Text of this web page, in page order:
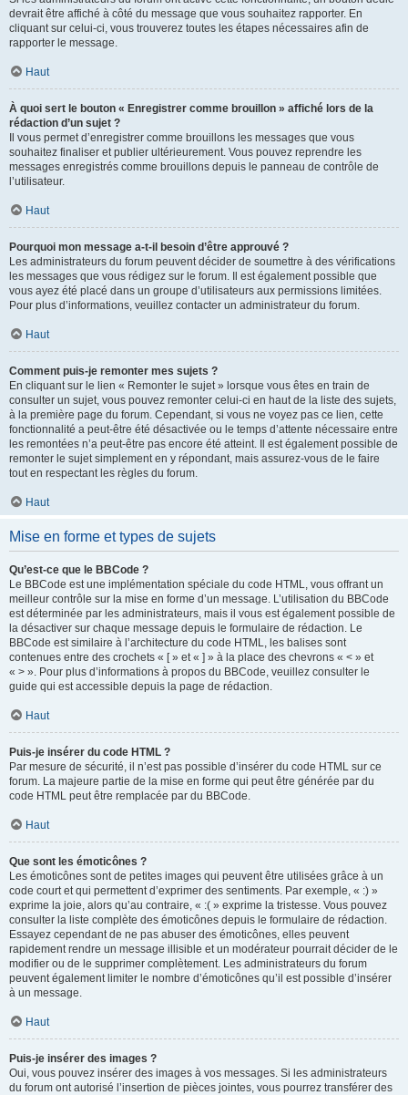
devrait être affiché à côté du message que vous souhaitez rapporter. En
cliquant sur celui-ci, vous trouverez toutes les étapes nécessaires afin de
rapporter le message.
Haut
À quoi sert le bouton « Enregistrer comme brouillon » affiché lors de la
rédaction d’un sujet ?
Il vous permet d’enregistrer comme brouillons les messages que vous
souhaitez finaliser et publier ultérieurement. Vous pouvez reprendre les
messages enregistrés comme brouillons depuis le panneau de contrôle de
l’utilisateur.
Haut
Pourquoi mon message a-t-il besoin d’être approuvé ?
Les administrateurs du forum peuvent décider de soumettre à des vérifications
les messages que vous rédigez sur le forum. Il est également possible que
vous ayez été placé dans un groupe d’utilisateurs aux permissions limitées.
Pour plus d’informations, veuillez contacter un administrateur du forum.
Haut
Comment puis-je remonter mes sujets ?
En cliquant sur le lien « Remonter le sujet » lorsque vous êtes en train de
consulter un sujet, vous pouvez remonter celui-ci en haut de la liste des sujets,
à la première page du forum. Cependant, si vous ne voyez pas ce lien, cette
fonctionnalité a peut-être été désactivée ou le temps d’attente nécessaire entre
les remontées n’a peut-être pas encore été atteint. Il est également possible de
remonter le sujet simplement en y répondant, mais assurez-vous de le faire
tout en respectant les règles du forum.
Haut
Mise en forme et types de sujets
Qu’est-ce que le BBCode ?
Le BBCode est une implémentation spéciale du code HTML, vous offrant un
meilleur contrôle sur la mise en forme d’un message. L’utilisation du BBCode
est déterminée par les administrateurs, mais il vous est également possible de
la désactiver sur chaque message depuis le formulaire de rédaction. Le
BBCode est similaire à l’architecture du code HTML, les balises sont
contenues entre des crochets « [ » et « ] » à la place des chevrons « < » et
« > ». Pour plus d’informations à propos du BBCode, veuillez consulter le
guide qui est accessible depuis la page de rédaction.
Haut
Puis-je insérer du code HTML ?
Par mesure de sécurité, il n’est pas possible d’insérer du code HTML sur ce
forum. La majeure partie de la mise en forme qui peut être générée par du
code HTML peut être remplacée par du BBCode.
Haut
Que sont les émoticônes ?
Les émoticônes sont de petites images qui peuvent être utilisées grâce à un
code court et qui permettent d’exprimer des sentiments. Par exemple, « :) »
exprime la joie, alors qu’au contraire, « :( » exprime la tristesse. Vous pouvez
consulter la liste complète des émoticônes depuis le formulaire de rédaction.
Essayez cependant de ne pas abuser des émoticônes, elles peuvent
rapidement rendre un message illisible et un modérateur pourrait décider de le
modifier ou de le supprimer complètement. Les administrateurs du forum
peuvent également limiter le nombre d’émoticônes qu’il est possible d’insérer
à un message.
Haut
Puis-je insérer des images ?
Oui, vous pouvez insérer des images à vos messages. Si les administrateurs
du forum ont autorisé l’insertion de pièces jointes, vous pourrez transférer des